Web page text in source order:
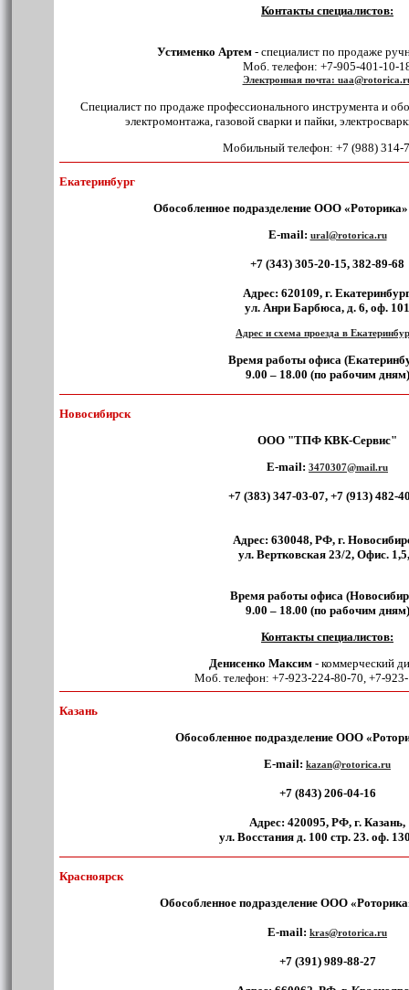
Контакты специалистов:
Устименко Артем - специалист по продаже
Моб. телефон: +7-905-401-10-
Электронная почта:
Специалист по продаже профессионального инструмента и
электромонтажа, газовой сварки и пайки,
Мобильный телефон: +7 (988) 314-
Екатеринбург
Обособленное подразделение ООО
E-mail: ural@rotorica.ru
+7 (343) 305-20-15, 382-89-68
Адрес: 620109, г.
ул. Анри Барбюса, д. 6, оф. 101
Адрес и схема проезда в
Время работы офиса
9.00 – 18.00 (по рабочим дням)
Новосибирск
ООО "ТПФ КВК-Сервис"
E-mail: 3470307@mail.ru
+7 (383) 347-03-07, +7 (913) 482-
Адрес: 630048, РФ, г.
ул. Вертковская 23/2, Офис.
Время работы офиса
9.00 – 18.00 (по рабочим дням)
Контакты специалистов:
Денисенко Максим - коммерческий
Моб. телефон: +7-923-224-80-70, +7-
Казань
Обособленное подразделение ООО
E-mail: kazan@rotorica.ru
+7 (843) 206-04-16
Адрес: 420095, РФ, г. Казань,
ул. Восстания д. 100 стр. 23. оф.
Красноярск
Обособленное подразделение ООО
E-mail: kras@rotorica.ru
+7 (391) 989-88-27